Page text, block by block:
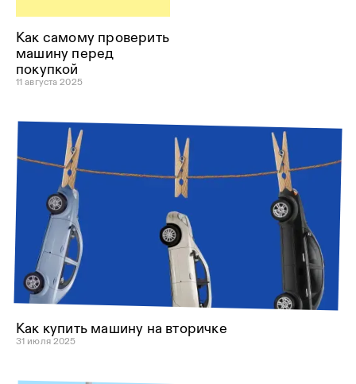
Как самому проверить
машину перед
покупкой
11 августа 2025
Как купить машину на вторичке
31 июля 2025